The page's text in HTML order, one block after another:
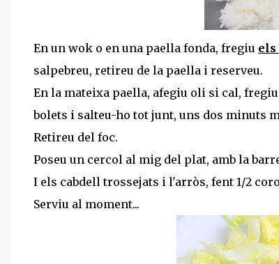
En un wok o en una paella fonda, fregiu els
salpebreu, retireu de la paella i reserveu.
En la mateixa paella, afegiu oli si cal,
bolets i salteu-ho tot junt, uns dos minuts
Retireu del foc.
Poseu un cercol al mig del plat, amb la
I els cabdell trossejats i l'arròs, fent 1/2
Serviu al moment...